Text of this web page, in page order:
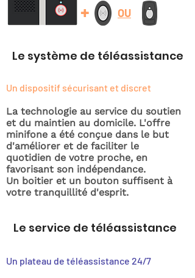
+ OU
Le système de téléassistance
Un dispositif sécurisant et discret
La technologie au service du soutien
et du maintien au domicile. L'offre
minifone a été conçue dans le but
d'améliorer et de faciliter le
quotidien de votre proche, en
favorisant son indépendance.
Un boitier et un bouton suffisent à
votre tranquillité d'esprit.
Le service de téléassistance
Un plateau de téléassistance 24/7